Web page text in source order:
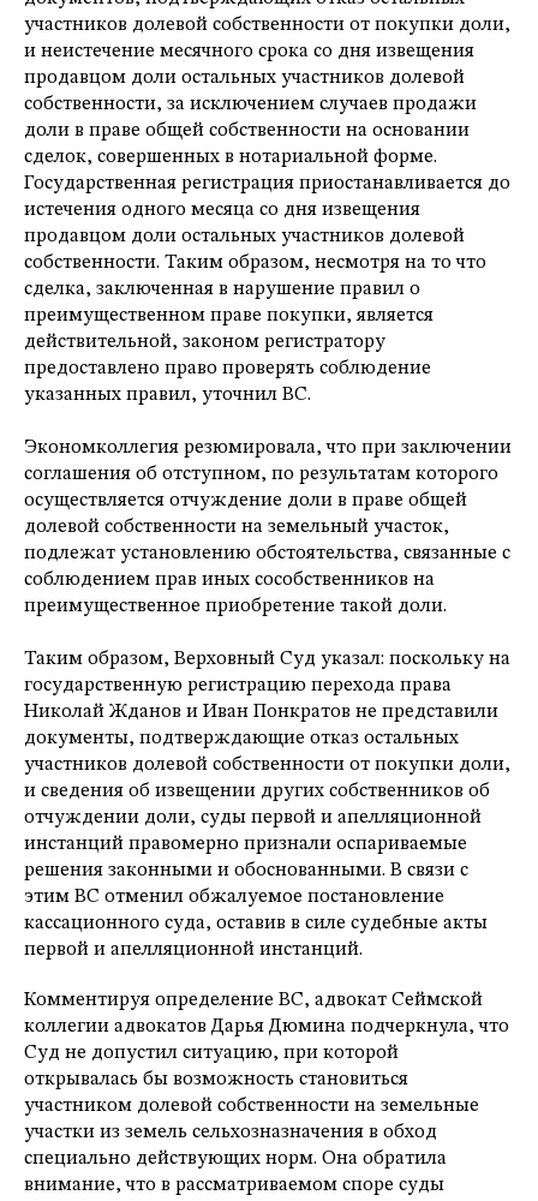
участников долевой собственности от покупки доли,
и неистечение месячного срока со дня извещения
продавцом доли остальных участников долевой
собственности, за исключением случаев продажи
доли в праве общей собственности на основании
сделок, совершенных в нотариальной форме.
Государственная регистрация приостанавливается до
истечения одного месяца со дня извещения
продавцом доли остальных участников долевой
собственности. Таким образом, несмотря на то что
сделка, заключенная в нарушение правил о
преимущественном праве покупки, является
действительной, законом регистратору
предоставлено право проверять соблюдение
указанных правил, уточнил ВС.
Экономколлегия резюмировала, что при заключении
соглашения об отступном, по результатам которого
осуществляется отчуждение доли в праве общей
долевой собственности на земельный участок,
подлежат установлению обстоятельства, связанные с
соблюдением прав иных сособственников на
преимущественное приобретение такой доли.
Таким образом, Верховный Суд указал: поскольку на
государственную регистрацию перехода права
Николай Жданов и Иван Понкратов не представили
документы, подтверждающие отказ остальных
участников долевой собственности от покупки доли,
и сведения об извещении других собственников об
отчуждении доли, суды первой и апелляционной
инстанций правомерно признали оспариваемые
решения законными и обоснованными. В связи с
этим ВС отменил обжалуемое постановление
кассационного суда, оставив в силе судебные акты
первой и апелляционной инстанций.
Комментируя определение ВС, адвокат Сеймской
коллегии адвокатов Дарья Дюмина подчеркнула, что
Суд не допустил ситуацию, при которой
открывалась бы возможность становиться
участником долевой собственности на земельные
участки из земель сельхозназначения в обход
специально действующих норм. Она обратила
внимание, что в рассматриваемом споре суды